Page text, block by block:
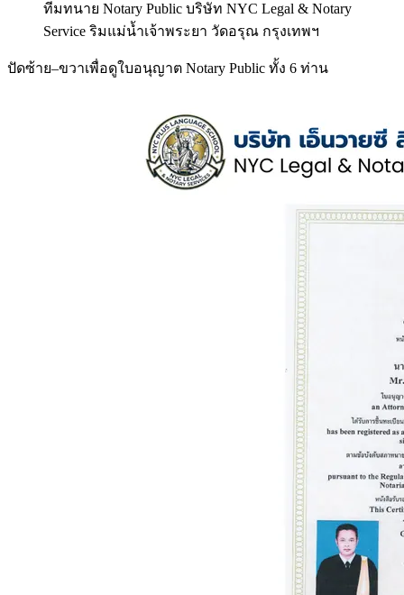
ทีมทนาย Notary Public บริษัท NYC Legal & Notary
Service ริมแม่น้ำเจ้าพระยา วัดอรุณ กรุงเทพฯ
ปัดซ้าย–ขวาเพื่อดูใบอนุญาต Notary Public ทั้ง 6 ท่าน